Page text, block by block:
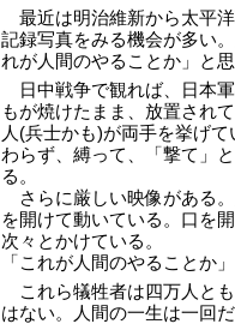
最近は明治維新から太平
記録写真をみる機会が多い
れが人間のやることか」と
日中戦争で観れば、日本
もが焼けたまま、放置され
人(兵士かも)が両手を挙げ
わらず、縛って、「撃て」
る。
さらに厳しい映像がある
を開けて動いている。口を
次々とかけている。
「これが人間のやることか
これら犠牲者は四万人と
はない。人間の一生は一回だ